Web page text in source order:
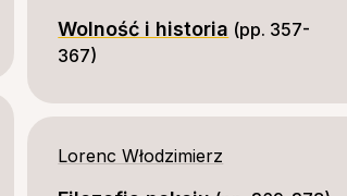
Wolność i historia (pp. 357-
367)
Lorenc Włodzimierz